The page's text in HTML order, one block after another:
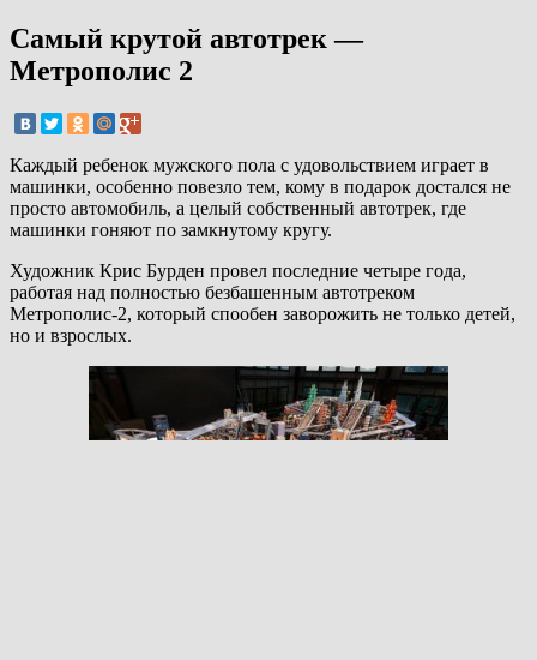
Самый крутой автотрек —
Метрополис 2
Каждый ребенок мужского пола с удовольствием играет в
машинки, особенно повезло тем, кому в подарок достался не
просто автомобиль, а целый собственный автотрек, где
машинки гоняют по замкнутому кругу.
Художник Крис Бурден провел последние четыре года,
работая над полностью безбашенным автотреком
Метрополис-2, который спообен заворожить не только детей,
но и взрослых.